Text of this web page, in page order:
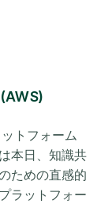
トフォーム
本日、知識共
ための直感的
ラットフォー